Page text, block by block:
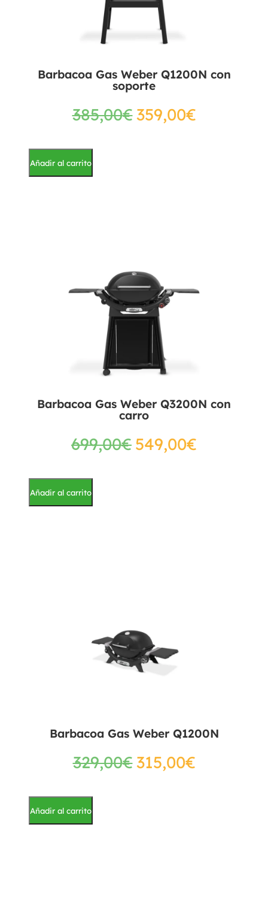
Barbacoa Gas Weber Q1200N con
soporte
385,00€359,00€
Añadir al carrito
Barbacoa Gas Weber Q3200N con
carro
699,00€ 549,00€
Añadir al carrito
Barbacoa Gas Weber Q1200N
329,00€315,00€
Añadir al carrito